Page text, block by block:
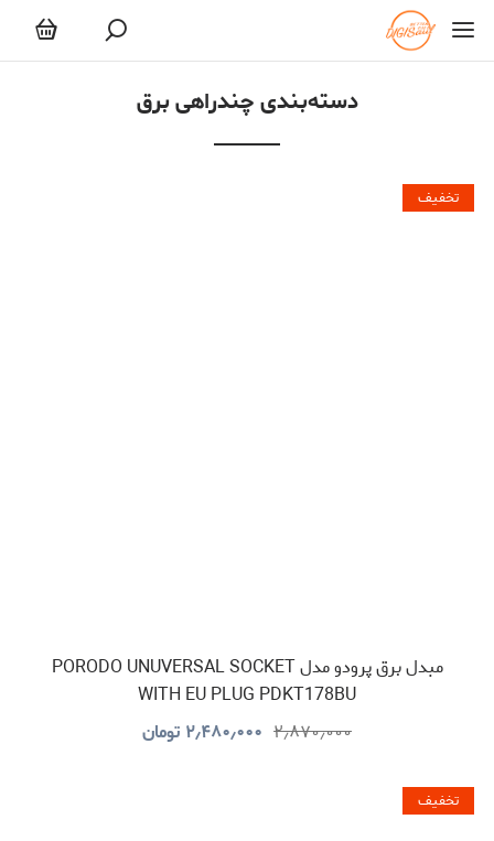
دسته‌بندی چندراهی برق
تخفیف
مبدل برق پرودو مدل PORODO UNUVERSAL SOCKET
WITH EU PLUG PDKT178BU
۲٫۸۷۰٫۰۰۰ ۲٫۴۸۰٫۰۰۰ تومان
تخفیف